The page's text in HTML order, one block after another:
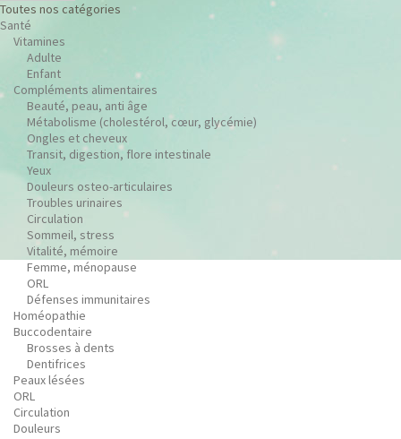
Toutes nos catégories
Santé
Vitamines
Adulte
Enfant
Compléments alimentaires
Beauté, peau, anti âge
Métabolisme (cholestérol, cœur, glycémie)
Ongles et cheveux
Transit, digestion, flore intestinale
Yeux
Douleurs osteo-articulaires
Troubles urinaires
Circulation
Sommeil, stress
Vitalité, mémoire
Femme, ménopause
ORL
Défenses immunitaires
Homéopathie
Buccodentaire
Brosses à dents
Dentifrices
Peaux lésées
ORL
Circulation
Douleurs